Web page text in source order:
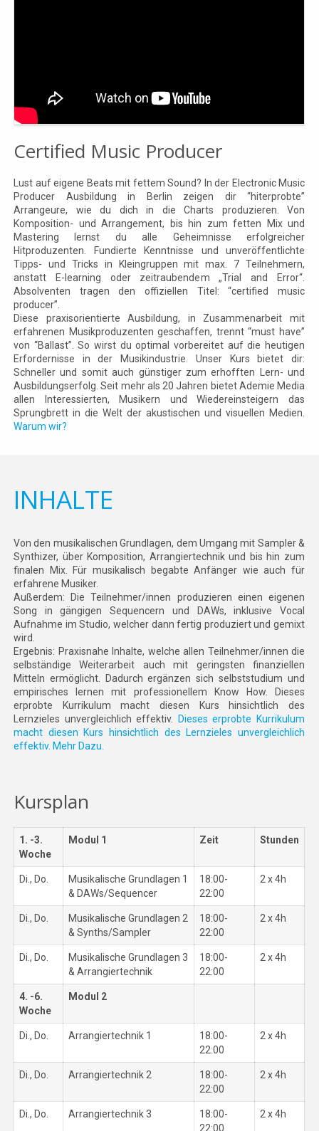
Certified Music Producer
Lust auf eigene Beats mit fettem Sound? In der Electronic Music
Producer Ausbildung in Berlin zeigen dir “hiterprobte”
Arrangeure, wie du dich in die Charts produzieren. Von
Komposition- und Arrangement, bis hin zum fetten Mix und
Mastering lernst du alle Geheimnisse erfolgreicher
Hitproduzenten. Fundierte Kenntnisse und unveröffentlichte
Tipps- und Tricks in Kleingruppen mit max. 7 Teilnehmern,
anstatt E-learning oder zeitraubendem „Trial and Error“.
Absolventen tragen den offiziellen Titel: “certified music
producer”.
Diese praxisorientierte Ausbildung, in Zusammenarbeit mit
erfahrenen Musikproduzenten geschaffen, trennt “must have”
von “Ballast”. So wirst du optimal vorbereitet auf die heutigen
Erfordernisse in der Musikindustrie. Unser Kurs bietet dir:
Schneller und somit auch günstiger zum erhofften Lern- und
Ausbildungserfolg. Seit mehr als 20 Jahren bietet Ademie Media
allen Interessierten, Musikern und Wiedereinsteigern das
Sprungbrett in die Welt der akustischen und visuellen Medien.
Warum wir?
INHALTE
Von den musikalischen Grundlagen, dem Umgang mit Sampler &
Synthizer, über Komposition, Arrangiertechnik und bis hin zum
finalen Mix. Für musikalisch begabte Anfänger wie auch für
erfahrene Musiker.
Außerdem: Die Teilnehmer/innen produzieren einen eigenen
Song in gängigen Sequencern und DAWs, inklusive Vocal
Aufnahme im Studio, welcher dann fertig produziert und gemixt
wird.
Ergebnis: Praxisnahe Inhalte, welche allen Teilnehmer/innen die
selbständige Weiterarbeit auch mit geringsten finanziellen
Mitteln ermöglicht. Dadurch ergänzen sich selbststudium und
empirisches lernen mit professionellem Know How. Dieses
erprobte Kurrikulum macht diesen Kurs hinsichtlich des
Lernzieles unvergleichlich effektiv.
Dieses erprobte Kurrikulum
macht diesen Kurs hinsichtlich des Lernzieles unvergleichlich
effektiv. Mehr Dazu.
Kursplan
1. -3.
Woche
Modul 1 Zeit Stunden
Di., Do.
Musikalische Grundlagen 1
& DAWs/Sequencer
18:00-
22:00
2 x 4h
Di., Do.
Musikalische Grundlagen 2
& Synths/Sampler
18:00-
22:00
2 x 4h
Di., Do.
Musikalische Grundlagen 3
& Arrangiertechnik
18:00-
22:00
2 x 4h
4. -6.
Woche
Modul 2
Di., Do. Arrangiertechnik 1
18:00-
22:00
2 x 4h
Di., Do. Arrangiertechnik 2
18:00-
22:00
2 x 4h
Di., Do. Arrangiertechnik 3
18:00-
22:00
2 x 4h